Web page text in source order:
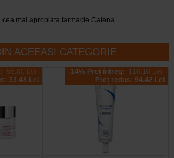
mai apropiata farmacie Catena
ACEEASI CATEGORIE
55.80 Lei
33.48 Lei
-14% Preț întreg: 110.10 Lei
Preț redus: 94.42 Lei